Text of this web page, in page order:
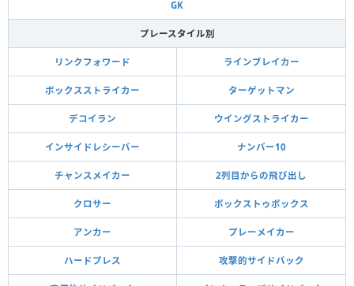
GK
プレースタイル別
リンクフォワード ラインブレイカー
ボックスストライカー ターゲットマン
デコイラン ウイングストライカー
インサイドレシーバー ナンバー10
チャンスメイカー 2列目からの飛び出し
クロサー ボックストゥボックス
アンカー プレーメイカー
ハードプレス 攻撃的サイドバック